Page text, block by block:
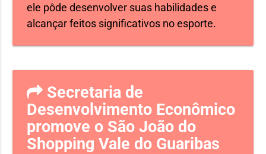
ele pôde desenvolver suas habilidades e
alcançar feitos significativos no esporte.
Secretaria de
Desenvolvimento Econômico
promove o São João do
Shopping Vale do Guaribas